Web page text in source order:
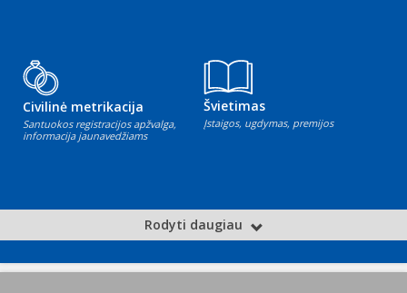
Civilinė metrikacija
Santuokos registracijos apžvalga,
informacija jaunavedžiams
Švietimas
Įstaigos, ugdymas, premijos
Rodyti daugiau